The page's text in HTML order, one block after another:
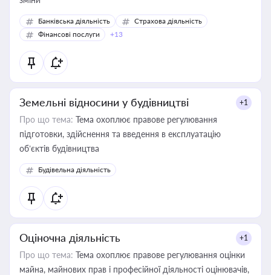
Банківська діяльність
Страхова діяльність
Фінансові послуги
+13
Земельні відносини у будівництві +1
Про що тема: Тема охоплює правове регулювання
підготовки, здійснення та введення в експлуатацію
об’єктів будівництва
Будівельна діяльність
Оціночна діяльність +1
Про що тема: Тема охоплює правове регулювання оцінки
майна, майнових прав і професійної діяльності оцінювачів,